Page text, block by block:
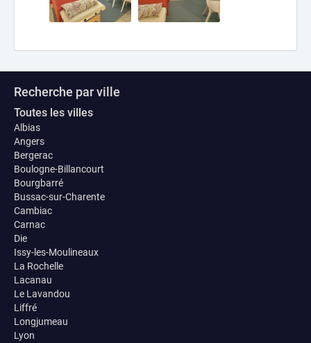
Recherche par ville
Toutes les villes
Albias
Angers
Bergerac
Boulogne-Billancourt
Bourgbarré
Bussac-sur-Charente
Cambiac
Carnac
Die
Issy-les-Moulineaux
La Rochelle
Lacanau
Le Lavandou
Liffré
Longjumeau
Lyon